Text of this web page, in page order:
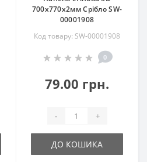
700х770х2мм Срібло SW-
00001908
Код товару: SW-00001908
0
79.00 грн.
- +
ДО КОШИКА